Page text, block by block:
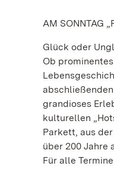
AM SONNTAG
Glück oder
Ob
grandioses
kulturellen
Parkett, aus
über 200 Jahre
Für alle